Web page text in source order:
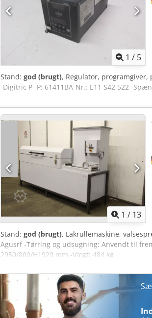
1 / 5
Stand: god (brugt), Regulator,
-Digitric P -P: 61411BA-Nr.: E11 S42 522 -
1 / 13
Stand: god (brugt), Lakrullemaskine,
Agusrf -Tørring og udsugning: Anvendt til
2950/800/H1920 mm -Vægt: 484 kg